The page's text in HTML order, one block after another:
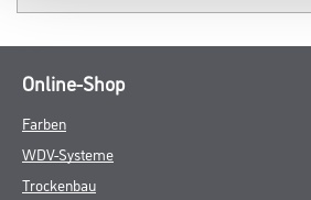
Online-Shop
Farben
WDV-Systeme
Trockenbau